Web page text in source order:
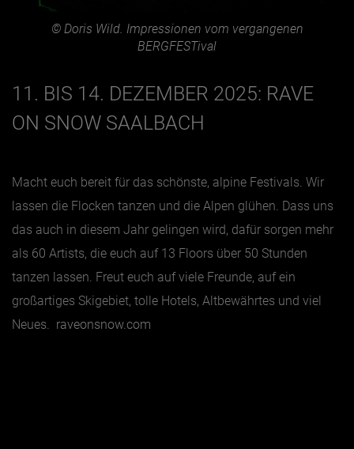
© Doris Wild. Impressionen vom vergangenen
BERGFESTival
11. BIS 14. DEZEMBER 2025: RAVE
ON SNOW SAALBACH
Macht euch bereit für das schönste, alpine Festivals. Wir
lassen die Flocken tanzen und die Alpen glühen. Dass uns
das auch in diesem Jahr gelingen wird, dafür sorgen mehr
als 60 Artists, die euch auf 13 Floors über 50 Stunden
tanzen lassen. Freut euch auf viele Freunde, auf ein
großartiges Skigebiet, tolle Hotels, Altbewährtes und viel
Neues. raveonsnow.com